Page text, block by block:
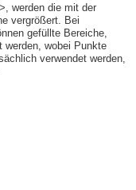
werden die mit der
vergrößert. Bei
gefüllte Bereiche,
werden, wobei Punkte
verwendet werden,